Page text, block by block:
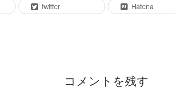
twitter Hatena
コメントを残す